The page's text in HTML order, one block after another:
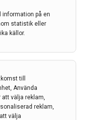
på en
statistik eller
källor.
till
Använda
att välja reklam,
reklam,
välja
of Neurologys
är en
professor vid